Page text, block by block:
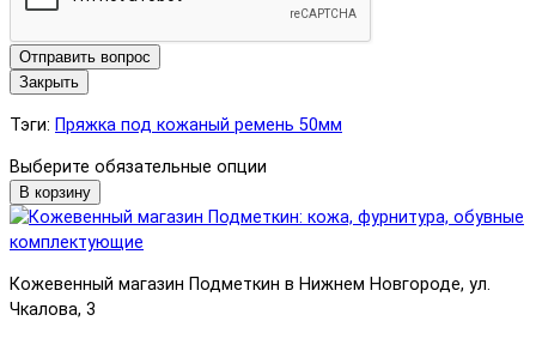
Отправить вопрос
Закрыть
Тэги: Пряжка под кожаный ремень 50мм
Выберите обязательные опции
В корзину
Кожевенный магазин Подметкин в Нижнем Новгороде, ул.
Чкалова, 3